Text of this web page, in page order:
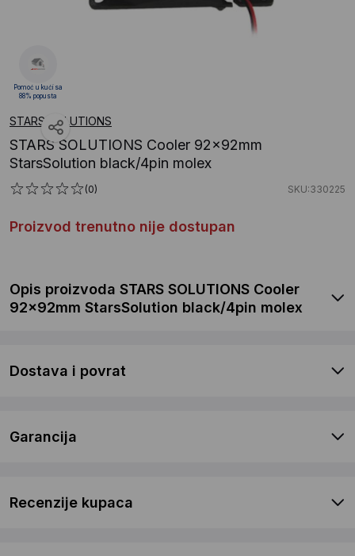
STARS SOLUTIONS
STARS SOLUTIONS Cooler 92x92mm
StarsSolution black/4pin molex
(0) SKU:330225
Proizvod trenutno nije dostupan
Pomoć u kući sa
88% popusta
Opis proizvoda STARS SOLUTIONS Cooler
92x92mm StarsSolution black/4pin molex
Dostava i povrat
Garancija
Recenzije kupaca